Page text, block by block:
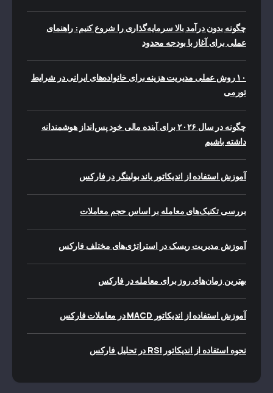
چگونه بدون درآمد بالا سرمایه‌گذاری را شروع کنیم: راهنمای
عملی برای آغاز با بودجه محدود
۱۰ روش عملی مدیریت هزینه برای خانواده‌های ایرانی در شرایط
تورمی
چگونه در سال ۲۰۲۶ برای آینده مالی خود پس‌انداز هوشمندانه
داشته باشیم
آموزش استفاده از اندیکاتور باند بولینگر در فارکس
بررسی تکنیک‌های معامله بر اساس حجم معاملات
آموزش مدیریت ریسک در استراتژی‌های مختلف فارکس
بهترین زمان‌های روز برای معامله در فارکس
آموزش استفاده از اندیکاتور MACD در معاملات فارکس
نحوه استفاده از اندیکاتور RSI در تحلیل فارکس